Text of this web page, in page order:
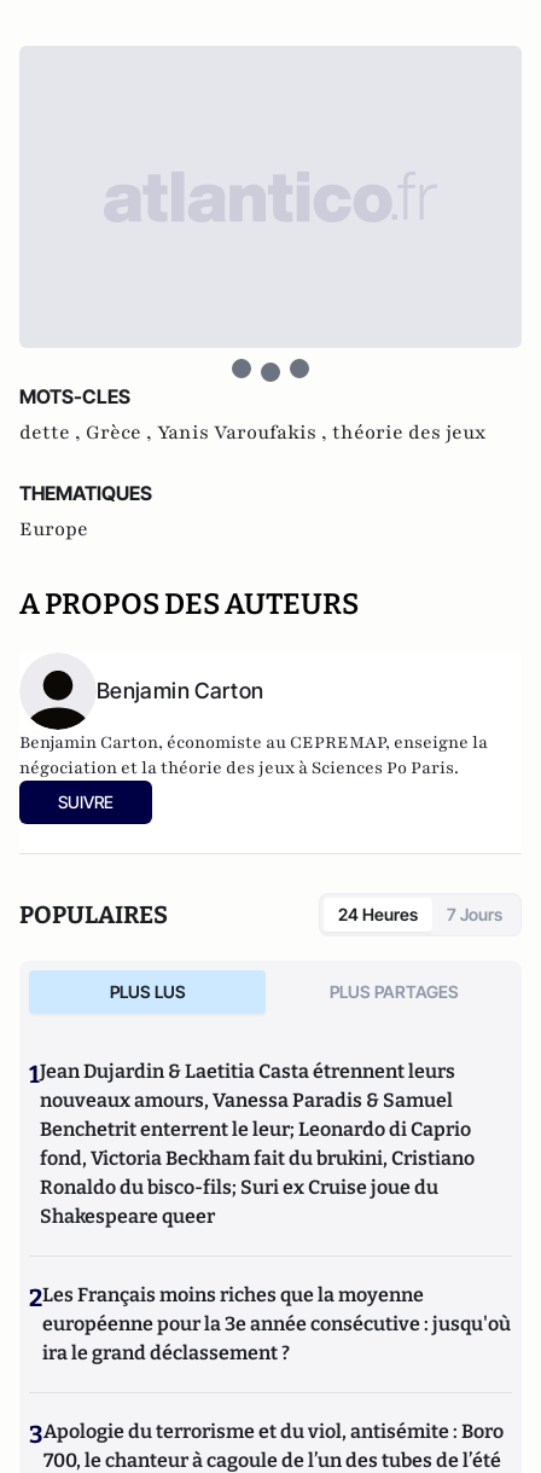
MOTS-CLES
dette , Grèce , Yanis Varoufakis , théorie des jeux
THEMATIQUES
Europe
A PROPOS DES AUTEURS
Benjamin Carton
Benjamin Carton, économiste au CEPREMAP, enseigne la
négociation et la théorie des jeux à Sciences Po Paris.
SUIVRE
POPULAIRES 24 Heures 7 Jours
PLUS LUS PLUS PARTAGES
1Jean Dujardin & Laetitia Casta étrennent leurs
nouveaux amours, Vanessa Paradis & Samuel
Benchetrit enterrent le leur; Leonardo di Caprio
fond, Victoria Beckham fait du brukini, Cristiano
Ronaldo du bisco-fils; Suri ex Cruise joue du
Shakespeare queer
2Les Français moins riches que la moyenne
européenne pour la 3e année consécutive : jusqu'où
ira le grand déclassement ?
3Apologie du terrorisme et du viol, antisémite : Boro
700, le chanteur à cagoule de l’un des tubes de l’été